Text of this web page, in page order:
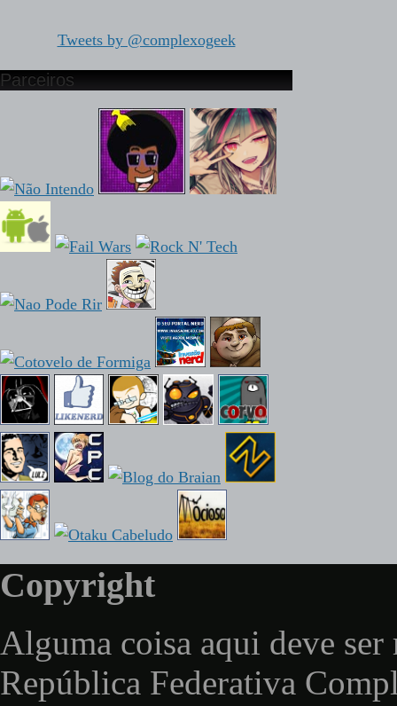
Tweets by @complexogeek
Parceiros
Copyright
Alguma coisa aqui deve ser
República Federativa